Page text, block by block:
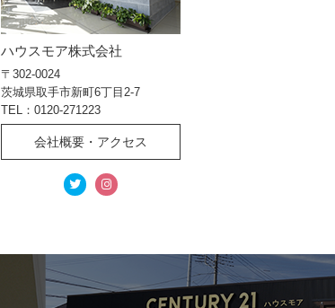
ハウスモア株式会社
〒302-0024
茨城県取手市新町6丁目2-7
TEL：0120-271223
会社概要・アクセス